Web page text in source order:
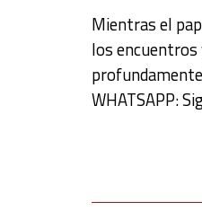
Mientras el
los encuentros
WHATSAPP: